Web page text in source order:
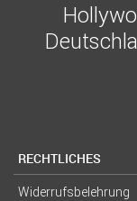
RECHTLICHES
Widerrufsbelehrung